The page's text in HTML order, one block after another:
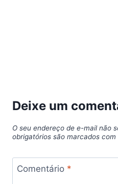
Deixe um
O seu endereço de e-mail não
obrigatórios são marcados com
Comentário *